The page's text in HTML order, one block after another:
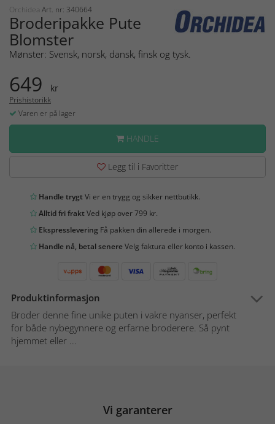
Orchidea Art. nr: 340664
Broderipakke Pute
Blomster
Mønster: Svensk, norsk, dansk, finsk og tysk.
649 kr
Prishistorikk
Varen er på lager
HANDLE
Legg til i Favoritter
Handle trygtVi er en trygg og sikker nettbutikk.
Alltid fri fraktVed kjøp over 799 kr.
Ekspresslevering Få pakken din allerede i morgen.
Handle nå, betal senereVelg faktura eller konto i kassen.
Produktinformasjon
Broder denne fine unike puten i vakre nyanser, perfekt
for både nybegynnere og erfarne broderere. Så pynt
hjemmet eller ...
Vi garanterer